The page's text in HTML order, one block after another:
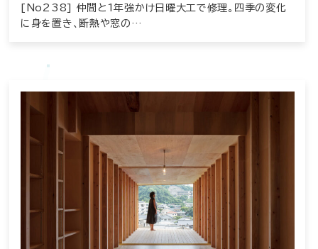
[No238] 仲間と1年強かけ日曜大工で修理。四季の変化
に身を置き、断熱や窓の…